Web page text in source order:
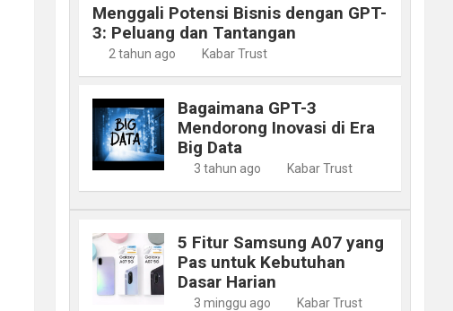
Menggali Potensi Bisnis dengan GPT-
3: Peluang dan Tantangan
2 tahun ago Kabar Trust
Bagaimana GPT-3
Mendorong Inovasi di Era
Big Data
3 tahun ago Kabar Trust
5 Fitur Samsung A07 yang
Pas untuk Kebutuhan
Dasar Harian
3 minggu ago Kabar Trust